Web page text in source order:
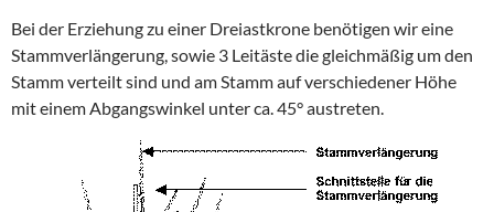
Bei der Erziehung zu einer Dreiastkrone benötigen wir eine
Stammverlängerung, sowie 3 Leitäste die gleichmäßig um den
Stamm verteilt sind und am Stamm auf verschiedener Höhe
mit einem Abgangswinkel unter ca. 45° austreten.